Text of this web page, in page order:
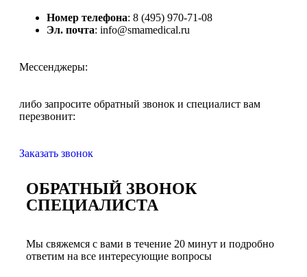
Номер телефона: 8 (495) 970-71-08
Эл. почта: info@smamedical.ru
Мессенджеры:
либо запросите обратный звонок и специалист вам
перезвонит:
Заказать звонок
ОБРАТНЫЙ ЗВОНОК
СПЕЦИАЛИСТА
Мы свяжемся с вами в течение 20 минут и подробно
ответим на все интересующие вопросы